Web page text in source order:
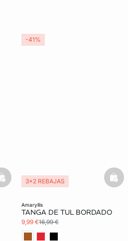
basketfull
amaryllis
TANGA DE TUL BORDADO
9,99 €16,99 €
3x2 REBAJAS
-41%